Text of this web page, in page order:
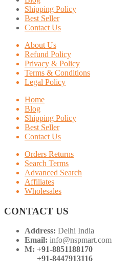
Shipping Policy
Best Seller
Contact Us
About Us
Refund Policy
Privacy & Policy
Terms & Conditions
Legal Policy
Home
Blog
Shipping Policy
Best Seller
Contact Us
Orders Returns
Search Terms
Advanced Search
Affiliates
Wholesales
CONTACT US
Address: Delhi India
Email: info@nspmart.com
M: +91-8851188170
+91-8447913116